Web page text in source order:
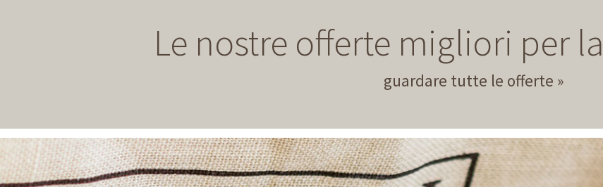
Le nostre offerte migliori per
guardare tutte le offerte